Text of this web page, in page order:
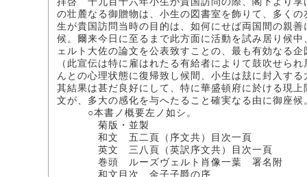
の壮麓なる御贈物は、小生の図書室を飾りて、多く
生が貴国訪問当時の目的は、如何にせば両国間の親
候。爾来今日に至るまで此方面に活動を試み居り候
ェルト大佐の論文を公表致すことの、最も有効なる
（此宣伝は特に雇はれたる有給者によりて鼓吹せら
んとの心理状態に復帰致し候間、小生は玆に封入す
其結果は甚だ良好にして、特に華盛頓府に於ける現
文が、多大の感化を与へたること確実なる由に御座候
○本書ノ概要左ノ如シ。
菊版・並製
和文 五二頁（序文共）目次一頁
英文 三八頁（英訳序文共）目次一頁
巻頭 ルーズヴェルト肖像一葉 署名附
和文目次 金子子爵の序